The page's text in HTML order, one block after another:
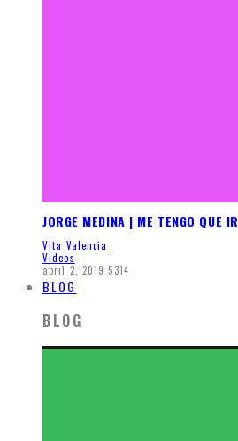
JORGE MEDINA | ME TENGO QUE IR
Vita Valencia
Videos
abril 2, 2019 5314
BLOG
BLOG